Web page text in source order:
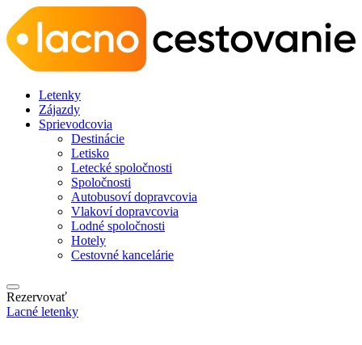
Letenky
Zájazdy
Sprievodcovia
Destinácie
Letisko
Letecké spoločnosti
Spoločnosti
Autobusoví dopravcovia
Vlakoví dopravcovia
Lodné spoločnosti
Hotely
Cestovné kancelárie
Rezervovať
Lacné letenky